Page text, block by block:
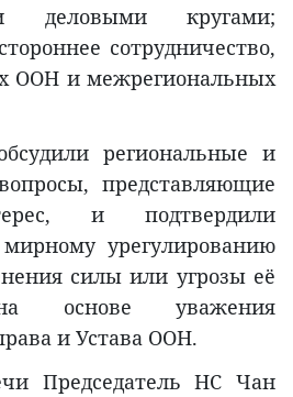
деловыми кругами;
сотрудничество,
ООН и межрегиональных
региональные и
представляющие
и подтвердили
урегулированию
силы или угрозы её
основе уважения
и Устава ООН.
Председатель НС Чан